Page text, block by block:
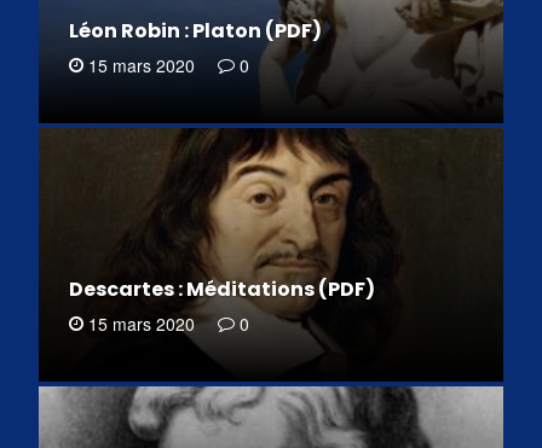
Léon Robin : Platon (PDF)
15 mars 2020 0
Descartes : Méditations (PDF)
15 mars 2020 0